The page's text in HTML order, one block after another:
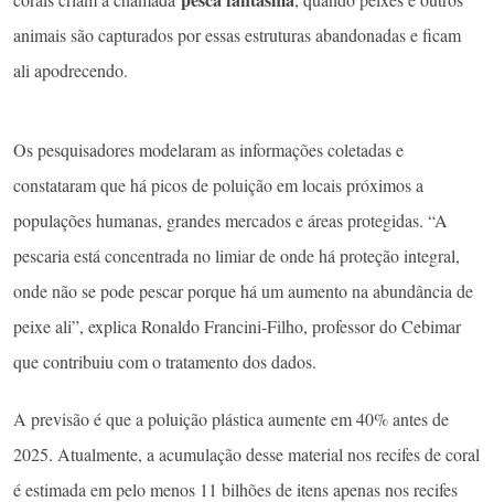
animais são capturados por essas estruturas abandonadas e ficam
ali apodrecendo.
Os pesquisadores modelaram as informações coletadas e
constataram que há picos de poluição em locais próximos a
populações humanas, grandes mercados e áreas protegidas. “A
pescaria está concentrada no limiar de onde há proteção integral,
onde não se pode pescar porque há um aumento na abundância de
peixe ali”, explica Ronaldo Francini-Filho, professor do Cebimar
que contribuiu com o tratamento dos dados.
A previsão é que a poluição plástica aumente em 40% antes de
2025. Atualmente, a acumulação desse material nos recifes de coral
é estimada em pelo menos 11 bilhões de itens apenas nos recifes